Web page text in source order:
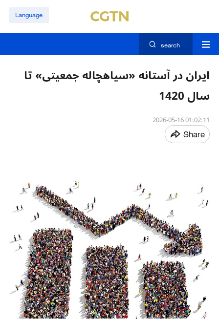
Language
search
ایران در آستانه «سیاهچاله جمعیتی» تا
سال 1420
01:02:11 2026-05-16
Share